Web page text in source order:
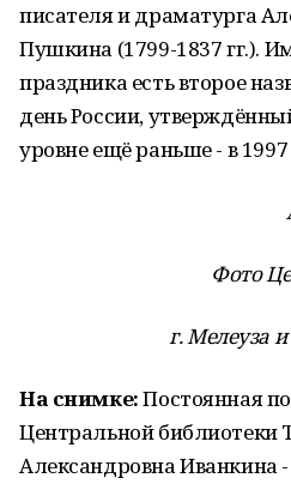
писателя и драматурга
Пушкина (1799-1837 гг.).
праздника есть второе
день России,
уровне ещё раньше - в 1997
Фото
г. Мелеуза
На снимке:Постоянная
Центральной библиотеки
Александровна Иванкина